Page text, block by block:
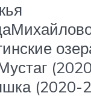
(2020-